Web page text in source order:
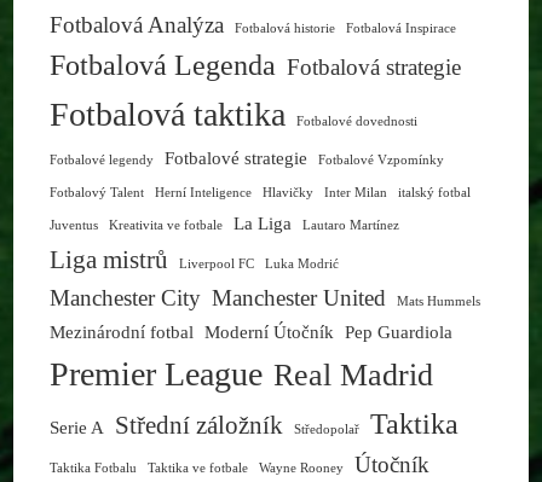
Fotbalová Analýza Fotbalová historie Fotbalová Inspirace
Fotbalová Legenda Fotbalová strategie
Fotbalová taktika Fotbalové dovednosti
Fotbalové legendy Fotbalové strategie Fotbalové Vzpomínky
Fotbalový Talent Herní Inteligence Hlavičky Inter Milan italský fotbal
Juventus Kreativita ve fotbale La Liga Lautaro Martínez
Liga mistrů Liverpool FC Luka Modrić
Manchester City Manchester United Mats Hummels
Mezinárodní fotbal Moderní Útočník Pep Guardiola
Premier League Real Madrid
Serie A Střední záložník Středopolař Taktika
Taktika Fotbalu Taktika ve fotbale Wayne Rooney Útočník